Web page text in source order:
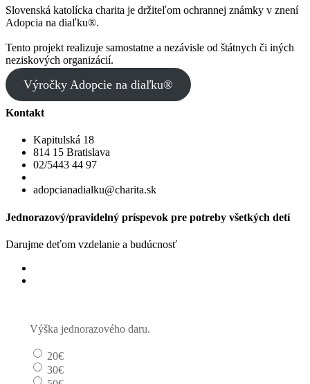
Slovenská katolícka charita je držiteľom ochrannej známky v znení
Adopcia na diaľku®.
Tento projekt realizuje samostatne a nezávisle od štátnych či iných
neziskových organizácií.
Výročky Adopcie na diaľku®
Kontakt
Kapitulská 18
814 15 Bratislava
02/5443 44 97
adopcianadialku@charita.sk
Jednorazový/pravidelný príspevok pre potreby všetkých detí
Darujme deťom vzdelanie a budúcnosť
Výška jednorazového daru.
20€
30€